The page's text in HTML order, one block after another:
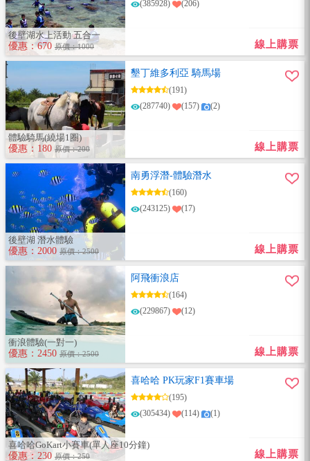
(385928)
(206)
線上購票
後壁湖水上活動 五合一
優惠：670 原價：1000
墾丁維多利亞 騎馬場
(191)
(287740)
(157) (2)
線上購票
體驗騎馬(繞場1圈)
優惠：180 原價：200
南勇浮潛-體驗潛水
(160)
(243125)
(17)
線上購票
後壁湖 潛水體驗
優惠：2000 原價：2500
阿飛衝浪店
(164)
(229867)
(12)
線上購票
衝浪體驗(一對一)
優惠：2450 原價：2500
喜哈哈 PK玩家F1賽車場
(195)
(305434)
(114) (1)
線上購票
喜哈哈GoKart小賽車(單人座10分鐘)
優惠：230 原價：250